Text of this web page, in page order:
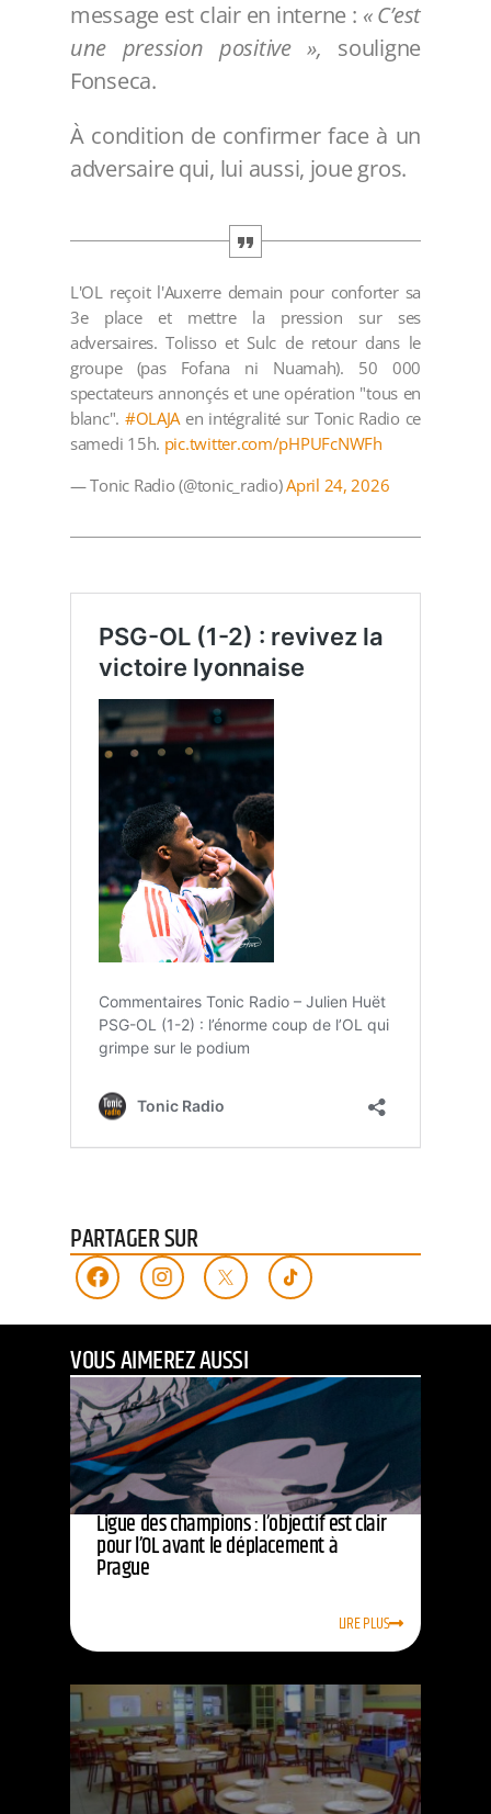
message est clair en interne : « C’est
une pression positive », souligne
Fonseca.
À condition de confirmer face à un
adversaire qui, lui aussi, joue gros.
L'OL reçoit l'Auxerre demain pour conforter sa
3e place et mettre la pression sur ses
adversaires. Tolisso et Sulc de retour dans le
groupe (pas Fofana ni Nuamah). 50 000
spectateurs annonçés et une opération "tous en
blanc". #OLAJAen intégralité sur Tonic Radio ce
samedi 15h. pic.twitter.com/pHPUFcNWFh
— Tonic Radio (@tonic_radio)April 24, 2026
PARTAGER SUR
VOUS AIMEREZ AUSSI
Ligue des champions : l’objectif est clair
pour l’OL avant le déplacement à
Prague
LIRE PLUS